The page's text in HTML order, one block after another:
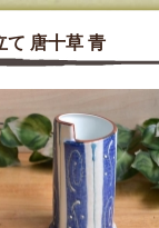
て 唐十草 青